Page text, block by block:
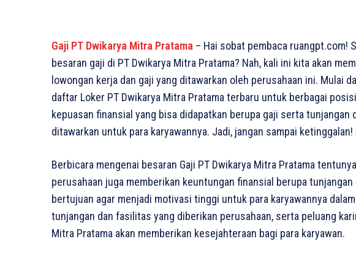
Gaji PT Dwikarya Mitra Pratama – Hai sobat pembaca ruangpt.com!
besaran gaji di PT Dwikarya Mitra Pratama? Nah, kali ini kita akan
lowongan kerja dan gaji yang ditawarkan oleh perusahaan ini. Mulai
daftar Loker PT Dwikarya Mitra Pratama terbaru untuk berbagai
kepuasan finansial yang bisa didapatkan berupa gaji serta tunjangan
ditawarkan untuk para karyawannya. Jadi, jangan sampai
Berbicara mengenai besaran Gaji PT Dwikarya Mitra Pratama
perusahaan juga memberikan keuntungan finansial berupa
bertujuan agar menjadi motivasi tinggi untuk para karyawannya
tunjangan dan fasilitas yang diberikan perusahaan, serta peluang
Mitra Pratama akan memberikan kesejahteraan bagi para karyawan.